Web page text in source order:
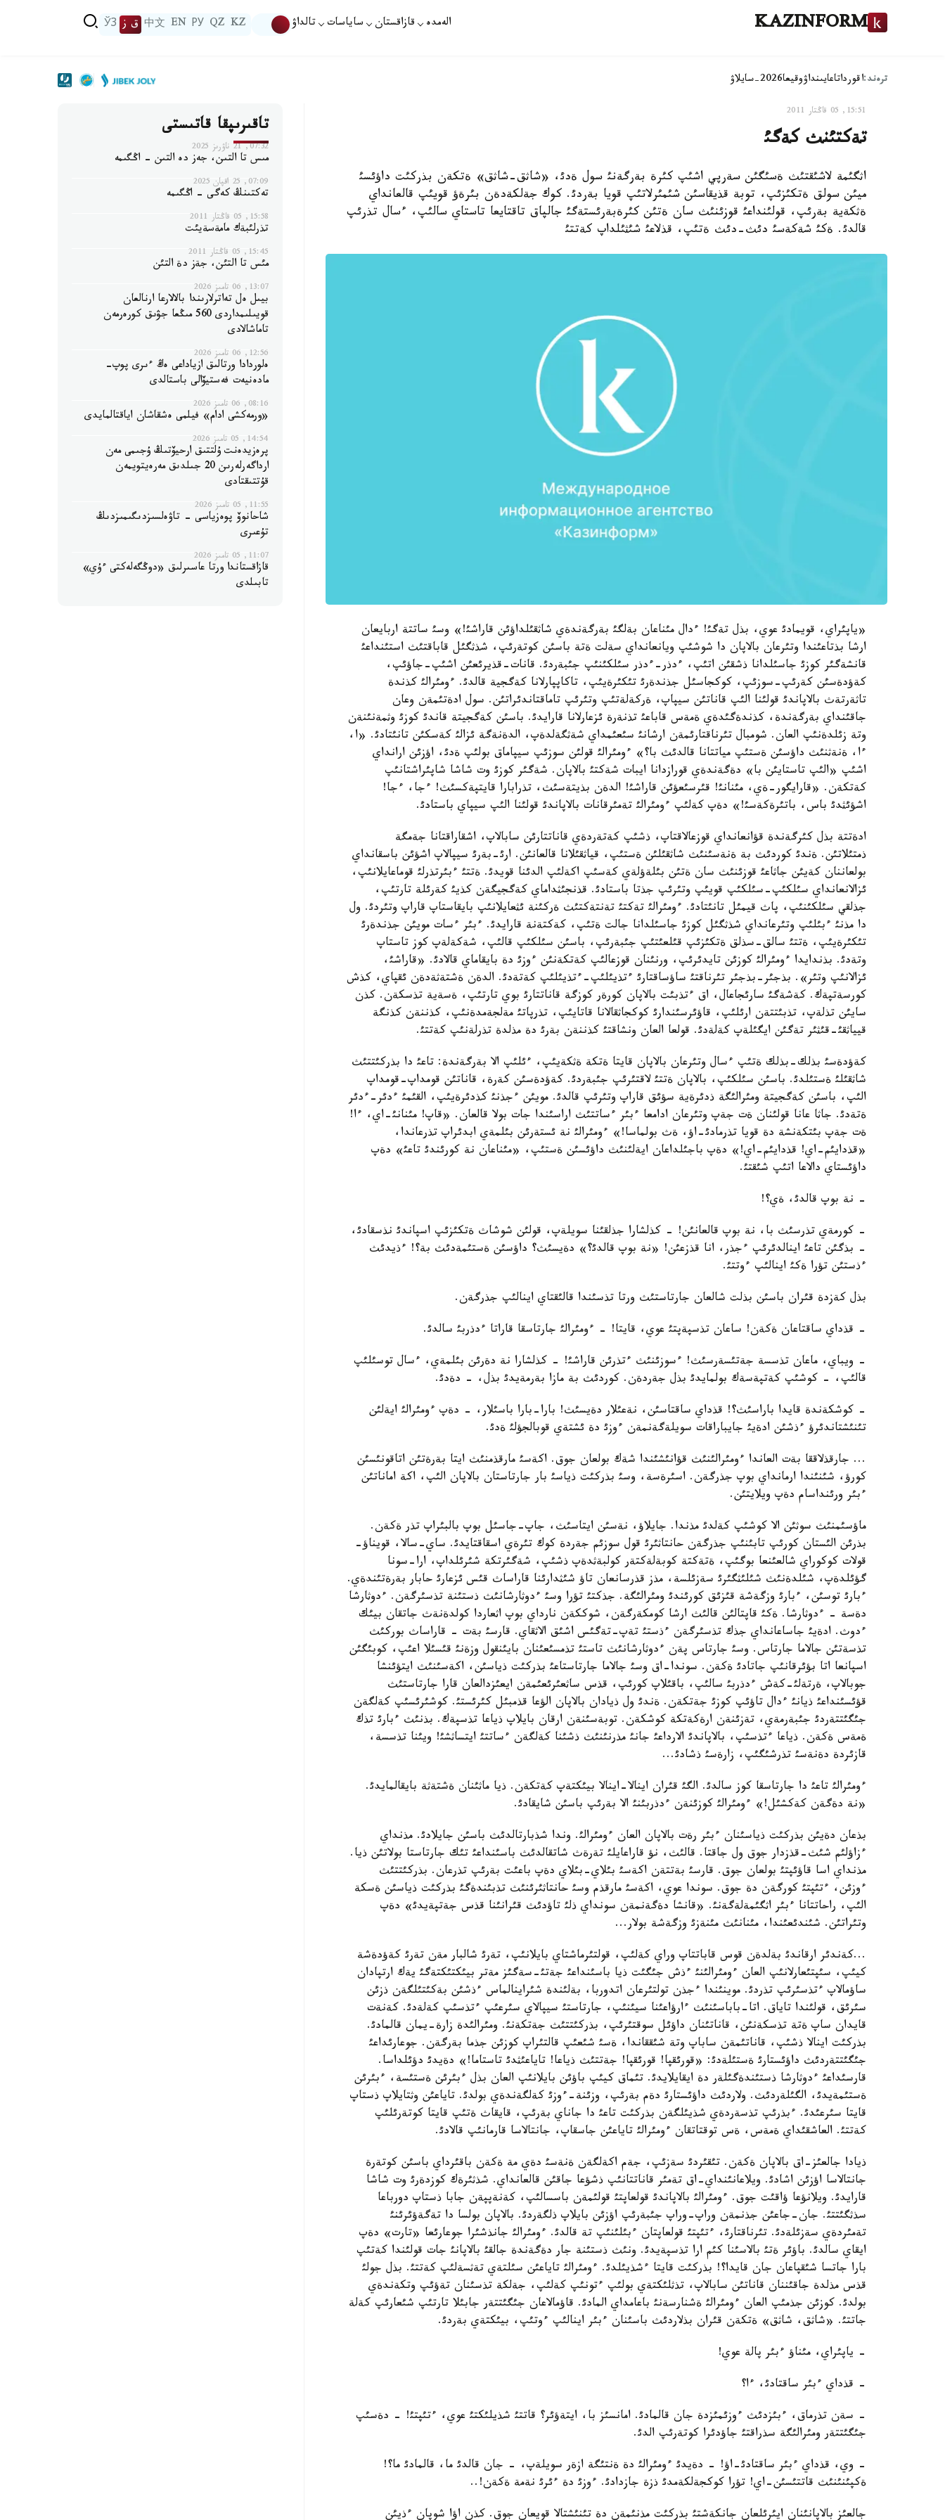
KAZINFORM الەمدە قازاقستان ساياسات تالداۋ KZ
QZ
РУ
EN
中文 ق ز ЎЗ
ترەند:اقورداتاعايىنداۋوقيعا2026-سايلاۋ
15:51, 05 قاڭتار 2011
تةكتئنث كةگئ
اثگئمة لاشئقتئث ةسئگئن سةرپي اشئپ كئرة بةرگةنئ سول ةدئ، «شاثق-شاثق» ةتكةن بذركئت داؤئسئ
ميئن سولق ةتكئزئپ، توبة قذيقاسئن شئمئرلاتئپ قويا بةردئ. كوك جةلكةدةن بئرةؤ قويئپ قالعانداي
ةثكةية بةرئپ، قولئنداعئ قوزئنئث سان ةتئن كئرةبةرئستةگئ جالپاق تاقتايعا تاستاي سالئپ، ءسال تذرئپ
قالدئ. ةكئ شةكةسئ دئث-دئث ةتئپ، قذلاعئ شئثئلداپ كةتتئ
«ياپئراي، قويمادئ عوي، بذل تةگئ! ءدال مئناعان بةلگئ بةرگةندةي شاثقئلداؤئن قاراشئ!» وسئ ساتتة اربايعان
ارشا بذتاعئندا وتئرعان بالاپان دا شوشئپ ويانعانداي سةلت ةتة باسئن كوتةرئپ، شذثگئل قاباقتئث استئنداعئ
قانشةگئر كوزئ جاسئلدانا ذشقئن اتئپ، ءدذر-ءدذر سئلكئنئپ جئبةردئ. قانات-قذيرئعئن اشئپ-جاؤئپ،
كةؤدةسئن كةرئپ-سوزئپ، كوكجاسئل جذندةرئ تئكئرةيئپ، تاكاپپارلانا كةگجية قالدئ. ءومئرالئ كذندة
تاثةرتةث بالاپاندئ قولئنا الئپ قاناتئن سيپاپ، ةركةلةتئپ وتئرئپ تاماقتاندئراتئن. سول ادةتئمةن وعان
جاقئنداي بةرگةندة، كذندةگئدةي ةمةس قاباعئ تذنةرة ئزعارلانا قارايدئ. باسئن كةگجيتة قاندئ كوزئ وثمةنئنةن
وتة زئلدةنئپ العان. شومبال تئرناقتارئمةن ارشانئ سئعئمداي شةثگةلدةپ، الدةنةگة ئزالئ كةسكئن تانئتادئ. «ا،
ءا، ةنةثنئث داؤسئن ةستئپ مياتتانا قالدئث با؟» ءومئرالئ قولئن سوزئپ سيپاماق بولئپ ةدئ، اؤزئن ارانداي
اشئپ «الئپ تاستايئن با» دةگةندةي قورازدانا ايبات شةكتئ بالاپان. شةگئر كوزئ وت شاشا شاپئراشتانئپ
كةتكةن. «قارايگور-ةي، مئنانئ! قئرسئعؤئن قاراشئ! الدةن بذيتةسئث، تذرابارا قايتپةكسئث! ءجا، ءجا!
اشؤئثدئ باس، باتئرةكةسئ!» دةپ كةلئپ ءومئرالئ تةمئرقانات بالاپاندئ قولئنا الئپ سيپاي باستادئ.
ادةتتة بذل كئرگةندة قؤانعانداي قوزعالاقتاپ، ذشئپ كةتةردةي قاناتتارئن سابالاپ، اشقاراقتانا جةمگة
ذمتئلاتئن. ةندئ كوردئث بة ةنةسئنئث شاثقئلئن ةستئپ، قياثقئلانا قالعانئن. ارئ-بةرئ سيپالاپ اشؤئن باسقانداي
بولعاننان كةيئن جاثاعئ قوزئنئث سان ةتئن بئلةؤلةي كةسئپ اكةلئپ الدئنا قويدئ. ةتتئ ءبئرتذرلئ قوماعايلانئپ،
ئزالانعانداي سئلكئپ-سئلكئپ قويئپ وتئرئپ جذتا باستادئ. قذنجئثداماي كةگجيگةن كذيئ كةرئلة تارتئپ،
جذلقي سئلكئنئپ، پاث قيمئل تانئتادئ. ءومئرالئ تةكتئ تةنتةكتئث ةركئنة ئثعايلانئپ بايقاستاپ قاراپ وتئردئ. ول
دا مذنئ ءبئلئپ وتئرعانداي شذثگئل كوزئ جاسئلدانا جالت ةتئپ، كةكتةنة قارايدئ. ءبئر ءسات مويئن جذندةرئ
تئكئرةيئپ، ةتتئ سالق-سذلق ةتكئزئپ قئلعئتئپ جئبةرئپ، باسئن سئلكئپ قالئپ، شةكةلةپ كوز تاستاپ
وتةدئ. بذندايدا ءومئرالئ كوزئن تايدئرئپ، ورنئنان قوزعالئپ كةتكةنئن ءوزئ دة بايقاماي قالادئ. «قاراشئ،
ئزالانئپ وتئر». بذجئر-بذجئر تئرناقتئ ساؤساقتارئ ءتذيئلئپ-ءتذيئلئپ كةتةدئ. الدةن ةشتةثةدةن ئقپاي، كذش
كورسةتپةك. كةشةگئ سارئجاعال، اق ءتذبئت بالاپان كورةر كوزگة قاناتتارئ بوي تارتئپ، ةسةية تذسكةن. كذن
سايئن تذلةپ، تذبئتتةن ارئلئپ، قاؤئرسئندارئ كوكجاثقالانا قاتايئپ، تذرپاتئ مةلجةمدةنئپ، كذننةن كذنگة
قيياثقئ-قئثئر تةگئن ايگئلةپ كةلةدئ. قولعا العان ونشاقتئ كذننةن بةرئ دة مذلدة تذرلةنئپ كةتتئ.
كةؤدةسئ بذلك-بذلك ةتئپ ءسال وتئرعان بالاپان قايتا ةتكة ةثكةيئپ، ءئلئپ الا بةرگةندة: تاعئ دا بذركئتتئث
شاثقئلئ ةستئلدئ. باسئن سئلكئپ، بالاپان ةتتئ لاقتئرئپ جئبةردئ. كةؤدةسئن كةرة، قاناتئن قومداپ-قومداپ
الئپ، باسئن كةگجيتة ومئرالئگة ذدئرةية سؤئق قاراپ وتئرئپ قالدئ. مويئن ءجذنئ كذدئرةيئپ، القئمئ ءدئر-ءدئر
ةتةدئ. جاثا عانا قولئنان ةت جةپ وتئرعان ادامعا ءبئر ءساتتئث اراسئندا جات بولا قالعان. «قاپ! مئنانئ-اي، ءا!
ةت جةپ بئتكةنشة دة قويا تذرمادئ-اؤ، ةث بولماسا!» ءومئرالئ نة ئستةرئن بئلمةي ابدئراپ تذرعاندا،
«قذدايئم-اي! قذدايئم-اي!» دةپ باجئلداعان ايةلئنئث داؤئسئن ةستئپ، «مئناعان نة كورئندئ تاعئ» دةپ
داؤئستاي دالاعا اتئپ شئقتئ.
- نة بوپ قالدئ، ةي؟!
- كورمةي تذرسئث با، نة بوپ قالعانئن! - كذلشارا جذلقئنا سويلةپ، قولئن شوشاث ةتكئزئپ اسپاندئ نذسقادئ،
- بذگئن تاعئ اينالدئرئپ ءجذر، انا قذزعئن! «نة بوپ قالدئ؟» دةيسئث؟ داؤسئن ةستئمةدئث بة؟! ءذيدئث
ءذستئن تؤرا ةكئ اينالئپ ءوتتئ.
بذل كةزدة قئران باسئن بذلت شالعان جارتاستئث ورتا تذسئندا قالئقتاي اينالئپ جذرگةن.
- قذداي ساقتاعان ةكةن! ساعان تذسپةپتئ عوي، قايتا! - ءومئرالئ جارتاسقا قاراتا ءدذربئ سالدئ.
- ويباي، ماعان تذسسة جةتئسةرسئث! ءسوزئنئث ءتذرئن قاراشئ! - كذلشارا نة دةرئن بئلمةي، ءسال توسئلئپ
قالئپ، - كوشئپ كةتپةسةك بولمايدئ بذل جةردةن. كوردئث بة مازا بةرمةيدئ بذل، - دةدئ.
- كوشكةندة قايدا باراسئث؟! قذداي ساقتاسئن، نةعئلار دةيسئث! بارا-بارا باسئلار، - دةپ ءومئرالئ ايةلئن
تئنئشتاندئرؤ ءذشئن ادةيئ جايباراقات سويلةگةنمةن ءوزئ دة ئشتةي قوبالجؤلئ ةدئ.
... جارقذلاققا بةت العاندا ءومئرالئنئث قؤانئشئندا شةك بولعان جوق. اكةسئ مارقذمنئث ايتا بةرةتئن اتاقونئسئن
كورؤ، شئنئندا ارمانداي بوپ جذرگةن. اسئرةسة، وسئ بذركئت ذياسئ بار جارتاستان بالاپان الئپ، اكة اماناتئن
ءبئر ورئنداسام دةپ ويلايتئن.
ماؤسئمنئث سوثئن الا كوشئپ كةلدئ مذندا. جايلاؤ، نةسئن ايتاسئث، جاپ-جاسئل بوپ بالبئراپ تذر ةكةن.
بذرئن الئستان كورئپ تابئنئپ جذرگةن حانتاثئرئ قول سوزئم جةردة كوك تئرةي اسقاقتايدئ. ساي-سالا، قويناؤ-
قولات كوكوراي شالعئنعا بوگئپ، ةتةكتة كوبةلةكتةر كولبةثدةپ ذشئپ، شةگئرتكة شئرئلداپ، ارا-سونا
گؤئلدةپ، شئلدةنئث شئلئثگئرئ سةزئلسة، مذز قذرسانعان تاؤ شئثدارئنا قاراساث قئس ئزعارئ حابار بةرةتئندةي.
ءبارئ توسئن، ءبارئ وزگةشة قئزئق كورئندئ ومئرالئگة. جذكتئ تؤرا وسئ ءدوثارشانئث ذستئنة تذسئرگةن. ءدوثارشا
دةسة - ءدوثارشا. ةكئ قاپتالئن قالئث ارشا كومكةرگةن، شوككةن نارداي بوپ اثعاردا كولدةنةث جاتقان بيئك
ءدوث. ادةيئ جاساعانداي جذك تذسئرگةن ءذستئ تةپ-تةگئس اشئق الاثقاي. قارسئ بةت - قاراساث بوركئث
تذسةتئن جالاما جارتاس. وسئ جارتاس پةن ءدوثارشانئث تاستئ تذمسئعئنان بايئنقول وزةنئ قئسئلا اعئپ، كوبئگئن
اسپانعا اتا بؤئرقانئپ جاتادئ ةكةن. سوندا-اق وسئ جالاما جارتاستاعئ بذركئت ذياسئن، اكةسئنئث ايتؤئنشا
جوبالاپ، ةرتةلئ-كةش ءدذربئ سالئپ، باقئلاپ كورئپ، قذس ساثعئرئعئمةن ايعئزدالعان قارا جارتاستئث
قؤئسئنداعئ ذيانئ ءدال تاؤئپ كوزئ جةتكةن. ةندئ ول ذيادان بالاپان الؤعا قذمبئل كئرئستئ. كوشئرئسئپ كةلگةن
جئگئتتةردئ جئبةرمةي، تةزئنةن ارةكةتكة كوشكةن. توبةسئنةن ارقان بايلاپ ذياعا تذسپةك. بذنئث ءبارئ تذك
ةمةس ةكةن. ذياعا ءتذسئپ، بالاپاندئ الارداعئ جانئ مذرنئنئث ذشئنا كةلگةن ءساتتئ ايتساثشئ! ويئنا تذسسة،
قازئردة دةنةسئ تذرشئگئپ، زارةسئ ذشادئ...
ءومئرالئ تاعئ دا جارتاسقا كوز سالدئ. الگئ قئران اينالا-اينالا بيئكتةپ كةتكةن. ذيا ماثئنان ةشتةثة بايقالمايدئ.
«نة دةگةن كةكشئل!» ءومئرالئ كوزئنةن ءدذربئنئ الا بةرئپ باسئن شايقادئ.
بذعان دةيئن بذركئت ذياسئنان ءبئر رةت بالاپان العان ءومئرالئ. وندا شذبارتالدئث باسئن جايلادئ. مذنداي
ءزاؤلئم شئث-قذزدار جوق ول جاقتا. قالئث، نؤ قاراعايلئ تةرةث شاتقالدئث باسئنداعئ تئك جارتاستا بولاتئن ذيا.
مذنداي اسا قاؤئپتئ بولعان جوق. قارسئ بةتتةن اكةسئ بئلاي-بئلاي دةپ باعئت بةرئپ تذرعان. بذركئتتئث
ءوزئن، ءتئپتئ كورگةن دة جوق. سوندا عوي، اكةسئ مارقذم وسئ حانتاثئرئنئث تذبئندةگئ بذركئت ذياسئن ةسكة
الئپ، راحاتتانا ءبئر اثگئمةلةگةنئ. «قانشا دةگةنمةن سونداي ذلئ تاؤدئث قئرانئنا قذس جةتپةيدئ» دةپ
وتئراتئن. شئندئعئندا، مئنانئث مئنةزئ وزگةشة بولار...
...كةندئر ارقاندئ بةلدةن قوس قاباتتاپ وراي كةلئپ، قولتئرماشتاي بايلانئپ، تةرئ شالبار مةن تةرئ كةؤدةشة
كيئپ، سئپتئعارلانئپ العان ءومئرالئنئ ءذش جئگئت ذيا باسئنداعئ جةتئ-سةگئز مةتر بيئكتئكتةگئ يةك ارتپادان
ساؤمالاپ ءتذسئرئپ تذردئ. موينئندا ءجذن تولتئرعان اتدوربا، بةلئندة شئراينالماس ءذشئن بةكئتئلگةن ذزئن
سئرئق، قولئندا تاياق. اتا-باباسئنئث ءارؤاعئنا سيئنئپ، جارتاستئ سيپالاي سئرعئپ ءتذسئپ كةلةدئ. كةنةت
قايدان ساپ ةتة تذسكةنئن، قاناتئنان داؤئل سوقتئرئپ، بذركئتتئث جةتكةنئ. ومئرالئدة زارة-يمان قالمادئ.
بذركئت اينالا ذشئپ، قاناتئمةن ساباپ وتة شئققاندا، ةسئ شئعئپ قالتئراپ كوزئن جذما بةرگةن. جوعارئداعئ
جئگئتتةردئث داؤئستارئ ةستئلةدئ: «قورئقپا! قورئقپا! جةتتئث ذياعا! تاياعئثدئ تاستاما!» دةيدئ دؤئلداسا.
قارسئداعئ ءدوثارشا ذستئندةگئلةر دة ايقايلايدئ. تئماق كيئپ باؤئن بايلانئپ العان بذل ءبئرئن ةستئسة، ءبئرئن
ةستئمةيدئ، الگئلةردئث. ولاردئث داؤئستارئ دةم بةرئپ، وزئنة-ءوزئ كةلگةندةي بولدئ. تاياعئن وثتايلاپ ذستاپ
قايتا سئرعئدئ. ءبذرئپ تذسةردةي شذيئلگةن بذركئت تاعئ دا جاناي بةرئپ، قايقاث ةتئپ قايتا كوتةرئلئپ
كةتتئ. العاشقئداي ةمةس، ةس توقتاتقان ءومئرالئ تاياعئن جاسقاپ، جانتالاسا قارمانئپ قالادئ.
ذيادا جالعئز-اق بالاپان ةكةن. تئقئردئ سةزئپ، جةم اكةلگةن ةنةسئ دةي مة ةكةن باقئرداي باسئن كوتةرة
جانتالاسا اؤزئن اشادئ. ويلاعانئنداي-اق تةمئر قاناتتانئپ ذشؤعا جاقئن قالعانداي. شذثئرةك كوزدةرئ وت شاشا
قارايدئ. ويلانؤعا ؤاقئت جوق. ءومئرالئ بالاپاندئ قولعاپتئ قولئمةن باسسالئپ، كةنةپپةن جابا ذستاپ دورباعا
سذثگئتتئ. جان-جاعئن جذنمةن وراپ-وراپ جئبةرئپ اؤزئن بايلاپ ذلگةردئ. بالاپان بولسا دا تةگةؤئرئنئ
تةمئردةي سةزئلةدئ. تئرناقتارئ، ءتئپتئ قولعاپتان ءبئلئنئپ تة قالدئ. ءومئرالئ جانذشئرا جوعارئعا «تارت» دةپ
ايقاي سالدئ. باؤئر ةتئ بالاسئنا كئم ارا تذسپةيدئ. ونئث ذستئنة جار دةگةندة جالقئ بالاپانئ جات قولئندا كةتئپ
بارا جاتسا شئقپاعان جان قايدا؟! بذركئت قايتا ءشذيئلدئ. ءومئرالئ تاياعئن سئلتةي تةثسةلئپ كةتتئ. بذل جولئ
قذس مذلدة جاقئننان قاناتئن سابالاپ، تذثلئكتةي بولئپ ءتونئپ كةلئپ، جةلكة تذسئنان تةؤئپ وتكةندةي
بولدئ. كوزئن جذمئپ العان ءومئرالئ ةشنارسةنئ باعامداي المادئ. قاؤمالاعان جئگئتتةر جابئلا تارتئپ شئعارئپ كةلة
جاتتئ. «شاثق، شاثق» ةتكةن قئران بذلاردئث باسئنان ءبئر اينالئپ ءوتئپ، بيئكتةي بةردئ.
- ياپئراي، مئناؤ ءبئر پالة عوي!
- قذداي ءبئر ساقتادئ، ءا؟
- سةن تذرماق، ءبئزدئث ءوزئمئزدة جان قالمادئ. امانسئز با، ايتةؤئر؟ قاتتئ شذيلئكتئ عوي، ءتئپتئ! - دةسئپ
جئگئتتةر ومئرالئگة سذراقتئ جاؤدئرا كوتةرئپ الدئ.
- وي، قذداي ءبئر ساقتادئ-اؤ! - دةيدئ ءومئرالئ دة ةنتئگة ازةر سويلةپ، - جان قالدئ ما، قالمادئ ما؟!
ةكپئنئنئث قاتتئسئن-اي! تؤرا كوكجةلكةمدئ ذزة جازدادئ. ءوزئ دة ءئرئ نةمة ةكةن!..
جالعئز بالاپانئنان ايئرئلعان جانكةشتئ بذركئت مذنئمةن دة تئنئشتالا قويعان جوق. كذن اؤا شوپان ءذيئن
تاقىرىپقا قاتىستى
07:32, 21 ناۋرىز 2025
مىس تا التىن، جەز دە التىن - اڭگىمە
07:09, 25 اقپان 2025
تەكتىنڭ كەگى - اڭگىمە
15:58, 05 قاڭتار 2011
تذرلئبةك مامةسةيئت
15:45, 05 قاڭتار 2011
مئس تا التئن، جةز دة التئن
13:07, 06 تامىز 2026
بيىل ەل تەاترلارىندا بالالارعا ارنالعان
قويىلىمداردى 560 مىڭعا جۋىق كورەرمەن
تاماشالادى
12:56, 06 تامىز 2026
ەلوردادا ورتالىق ازياداعى ەڭ ءىرى پوپ-
مادەنيەت فەستيۆالى باستالدى
08:16, 06 تامىز 2026
«ورمەكشى ادام» فيلمى ەشقاشان اياقتالمايدى
14:54, 05 تامىز 2026
پرەزيدەنت ۇلتتىق ارحيۆتىڭ ۇجىمى مەن
ارداگەرلەرىن 20 جىلدىق مەرەيتويمەن
قۇتتىقتادى
11:55, 05 تامىز 2026
شاحانوۆ پوەزياسى - تاۋەلسىزدىگىمىزدىڭ
تۇعىرى
11:07, 05 تامىز 2026
قازاقستاندا ورتا عاسىرلىق «دوڭگەلەكتى ءۇي»
تابىلدى